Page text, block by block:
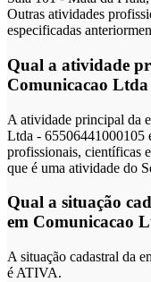
Outras atividades
especificadas
Qual a atividade
Comunicacao Ltda
A atividade principal da
Ltda - 65506441000105
profissionais, científicas
que é uma atividade do
Qual a situação
em Comunicacao
A situação cadastral da
é ATIVA.